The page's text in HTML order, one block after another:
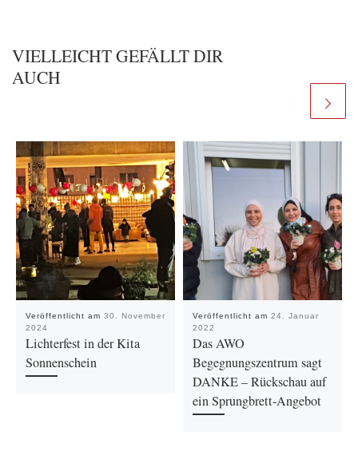
VIELLEICHT GEFÄLLT DIR
AUCH
Veröffentlicht am 30. November
2024
Lichterfest in der Kita
Sonnenschein
Veröffentlicht am 24. Januar
2022
Das AWO
Begegnungszentrum sagt
DANKE – Rückschau auf
ein Sprungbrett-Angebot